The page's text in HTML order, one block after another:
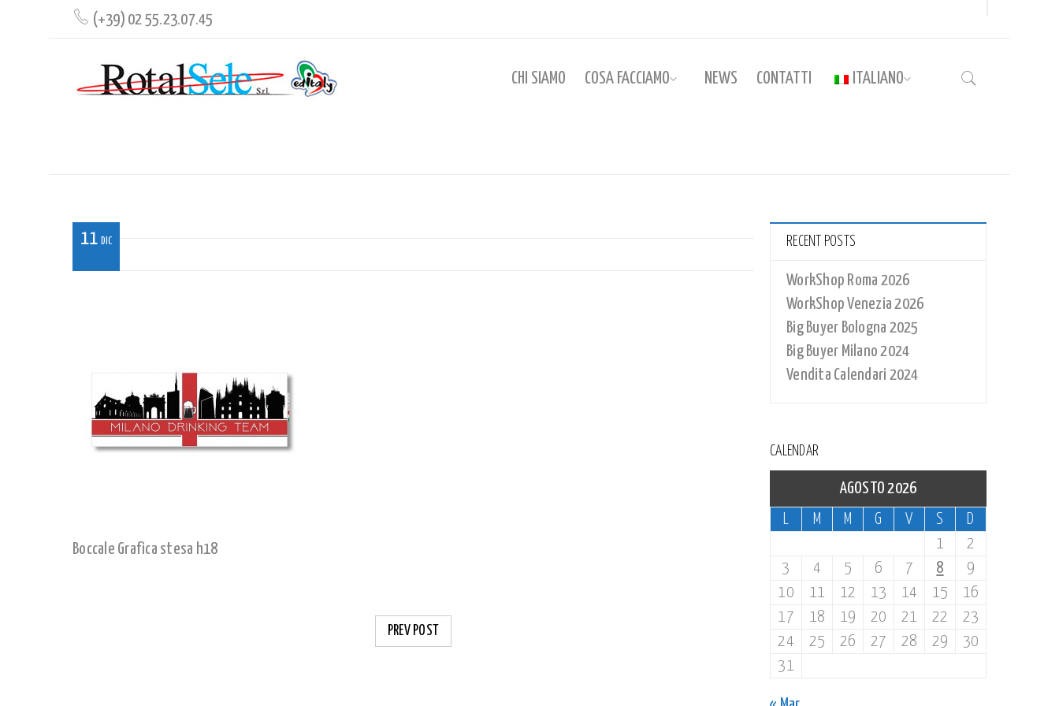
(+39) 02 55.23.07.45
CHI SIAMO COSA FACCIAMO NEWS CONTATTI ITALIANO
11 DIC
Boccale Grafica stesa h18
PREV POST
RECENT POSTS
WorkShop Roma 2026
WorkShop Venezia 2026
Big Buyer Bologna 2025
Big Buyer Milano 2024
Vendita Calendari 2024
CALENDAR
AGOSTO 2026
L
M M G V S
D
1
2
3
4 5 6 7 8
9
10
11 12 13 14 15
16
17
18 19 20 21 22
23
24
25 26 27 28 29
30
31